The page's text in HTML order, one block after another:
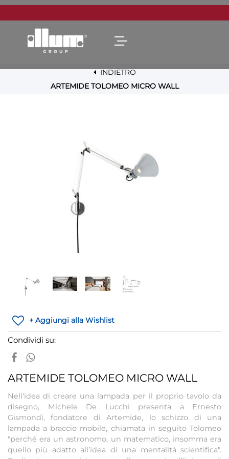
Open menu
INDIETRO
ARTEMIDE TOLOMEO MICRO WALL
+ Aggiungi alla Wishlist
Condividi su:
ARTEMIDE TOLOMEO MICRO WALL
Nell'idea di creare una lampada per il proprio tavolo da
disegno, Michele De Lucchi presenta a Ernesto
Gismondi, fondatore di Artemide, lo schizzo di una
lampada a braccio mobile, chiamata in seguito Tolomeo
"perché era un astronomo, un matematico, insomma era
quello più adatto all’idea di una mentalità scientifica".